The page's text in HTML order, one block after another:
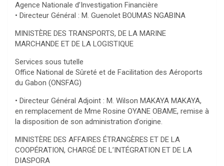
Agence Nationale d’Investigation Financière
• Directeur Général : M. Guenolet BOUMAS NGABINA
MINISTÈRE DES TRANSPORTS, DE LA MARINE
MARCHANDE ET DE LA LOGISTIQUE
Services sous tutelle
Office National de Sûreté et de Facilitation des Aéroports
du Gabon (ONSFAG)
• Directeur Général Adjoint : M. Wilson MAKAYA MAKAYA,
en remplacement de Mme Rosine OYANE OBAME, remise à
la disposition de son administration d’origine.
MINISTÈRE DES AFFAIRES ÉTRANGÈRES ET DE LA
COOPÉRATION, CHARGÉ DE L’INTÉGRATION ET DE LA
DIASPORA